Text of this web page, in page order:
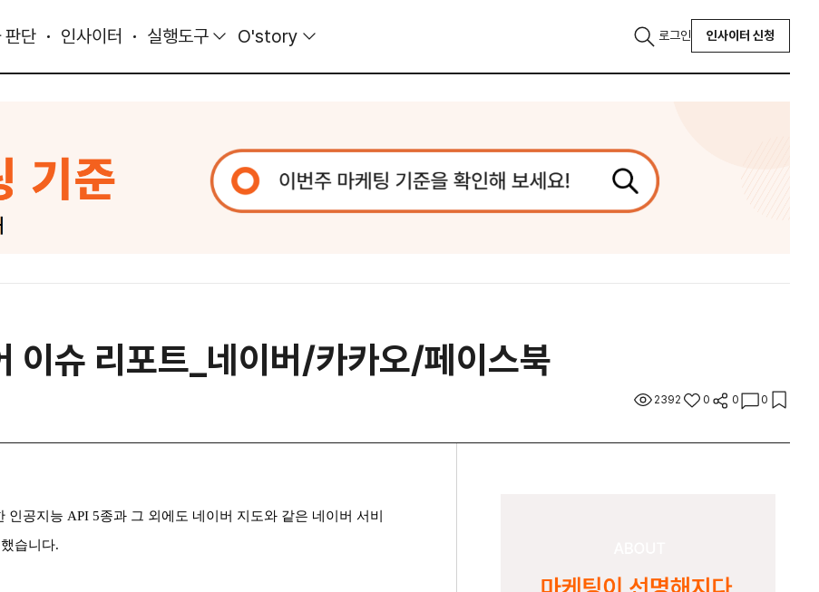
판단 인사이터 실행도구 O'story 로그인 인사이터 신청
이슈 리포트_네이버/카카오/페이스북
2392 0 0 0
공지능 API 5종과 그 외에도 네이버 지도와 같은 네이버 서비
습니다.